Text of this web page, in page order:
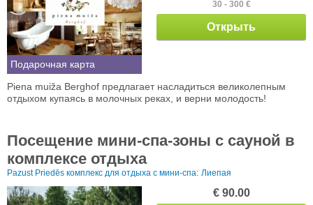
Подарочная карта
30 - 300 €
Открыть
Piena muiža Berghof предлагает насладиться великолепным
отдыхом купаясь в молочных реках, и верни молодость!
Посещение мини-спа-зоны с сауной в
комплексе отдыха
Pazust Priedēs комплекс для отдыха с мини-спа: Лиепая
€ 90.00